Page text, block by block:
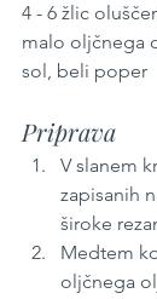
4 - 6 žlic
malo oljčnega
sol, beli poper
Priprava
V slanem
zapisanih
široke
Medtem
oljčnega